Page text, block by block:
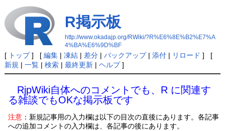
R掲示板
http://www.okadajp.org/RWiki/?R%E6%8E%B2%E7%A
4%BA%E6%9D%BF
[ トップ] [ 編集| 凍結| 差分| バックアップ| 添付| リロード ] [
新規 | 一覧| 検索| 最終更新| ヘルプ]
RjpWiki自体へのコメントでも、R に関連す
る雑談でもOKな掲示板です
注意 ：新規記事用の入力欄は以下の目次の直後にあります。各記事
への追加コメントの入力欄は、各記事の後にあります。